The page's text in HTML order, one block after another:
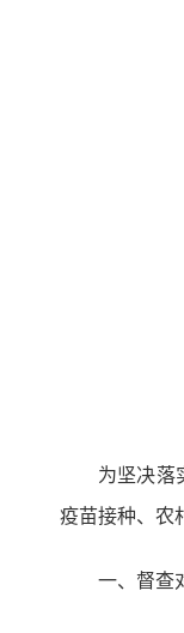
为坚决落
疫苗接种、农
一、督查